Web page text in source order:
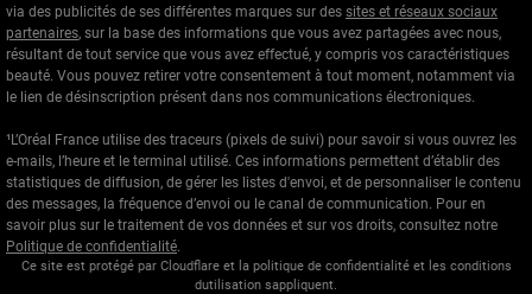
via des publicités de ses différentes marques sur des sites et réseaux sociaux
partenaires, sur la base des informations que vous avez partagées avec nous,
résultant de tout service que vous avez effectué, y compris vos caractéristiques
beauté. Vous pouvez retirer votre consentement à tout moment, notamment via
le lien de désinscription présent dans nos communications électroniques.
¹L’Oréal France utilise des traceurs (pixels de suivi) pour savoir si vous ouvrez les
e-mails, l’heure et le terminal utilisé. Ces informations permettent d’établir des
statistiques de diffusion, de gérer les listes d'envoi, et de personnaliser le contenu
des messages, la fréquence d’envoi ou le canal de communication. Pour en
savoir plus sur le traitement de vos données et sur vos droits, consultez notre
Politique de confidentialité.
Ce site est protégé par Cloudflare et la politique de confidentialité et les conditions
dutilisation sappliquent.